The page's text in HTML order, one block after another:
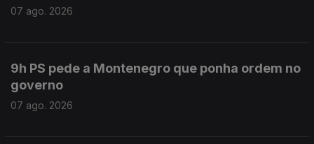
07 ago. 2026
9h PS pede a Montenegro que ponha ordem no
governo
07 ago. 2026